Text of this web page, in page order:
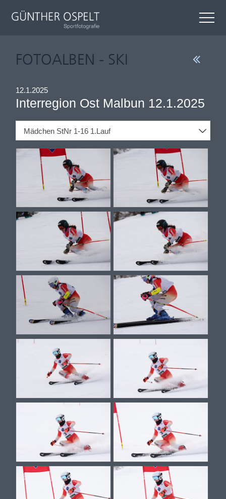
FOTOALBEN - SKI
12.1.2025
Interregion Ost Malbun 12.1.2025